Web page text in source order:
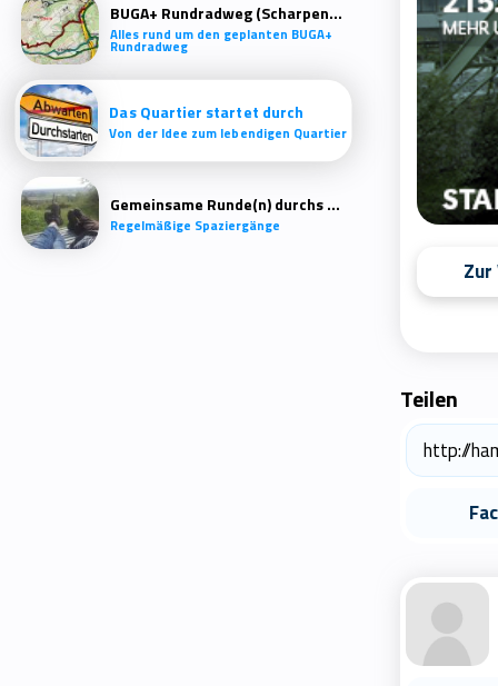
BUGA+ Rundradweg (Scharpenacken)
Alles rund um den geplanten BUGA+
Rundradweg
Das Quartier startet durch
Von der Idee zum lebendigen Quartier
Gemeinsame Runde(n) durchs Quartier
Regelmäßige Spaziergänge
Teilen